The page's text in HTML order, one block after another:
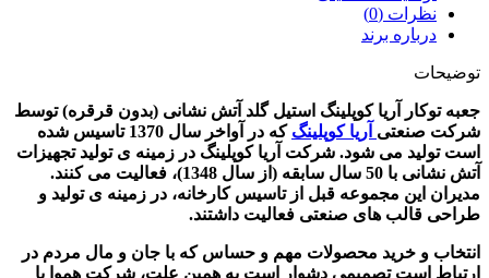
نظرات (0)
درباره برند
توضیحات
جعبه توکار آریا کوپلینگ استیل گلد آتش نشانی (بدون قرقره)توسط
شرکت صنعتی آریا کوپلینگ
که در آواخر سال 1370 تاسیس شده
است تولید می شود. شرکت آریا کوپلینگ در زمینه ی تولید تجهیزات
آتش نشانی با 50 سال سابقه (از سال 1348)، فعالیت می کنند.
مدیران این مجموعه قبل از تاسیس کارخانه، در زمینه ی تولید و
طراحی قالب های صنعتی فعالیت داشتند.
انتخاب و خرید محصولات مهم و حساس که با جان و مال مردم در
ارتباط است تصمیمی دشوار است به همین علت، شرکت هموا با